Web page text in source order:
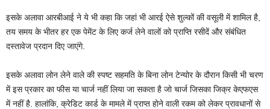
इसके अलावा आरबीआई ने ये भी कहा कि जहां भी आरई ऐसे शुल्कों की वसूली में शामिल है,
तय समय के भीतर हर एक पेमेंट के लिए कर्ज लेने वालों को प्राप्ति रसीदें और संबंधित
दस्तावेज प्रदान दिए जाएंगे.
इसके अलावा लोन लेने वाले की स्पष्ट सहमति के बिना लोन टेन्योर के दौरान किसी भी चरण
में इस प्रकार का फीस या चार्ज नहीं लिया जा सकता है जो चार्ज जिसका जिक्र केएफएस
में नहीं है. हालांकि, क्रेडिट कार्ड के मामले में प्राप्त होने वाली रकम को लेकर प्रावधानों से